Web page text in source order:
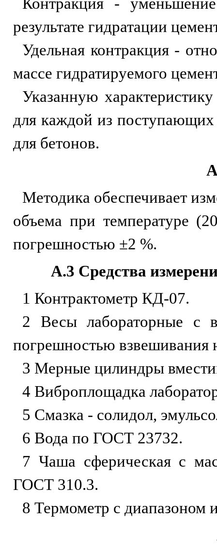
результате гидратации
Удельная контракция -
массе гидратируемого
Указанную
для каждой из
для бетонов.
Методика обеспечивает
объема при температуре
погрешностью ±2 %.
А.3 Средства
1 Контрактометр КД-07.
2 Весы лабораторные с
погрешностью взвешивания
3 Мерные цилиндры
4 Виброплощадка
5 Смазка - солидол,
6 Вода по ГОСТ 23732.
7 Чаша сферическая с
ГОСТ 310.3.
8 Термометр с